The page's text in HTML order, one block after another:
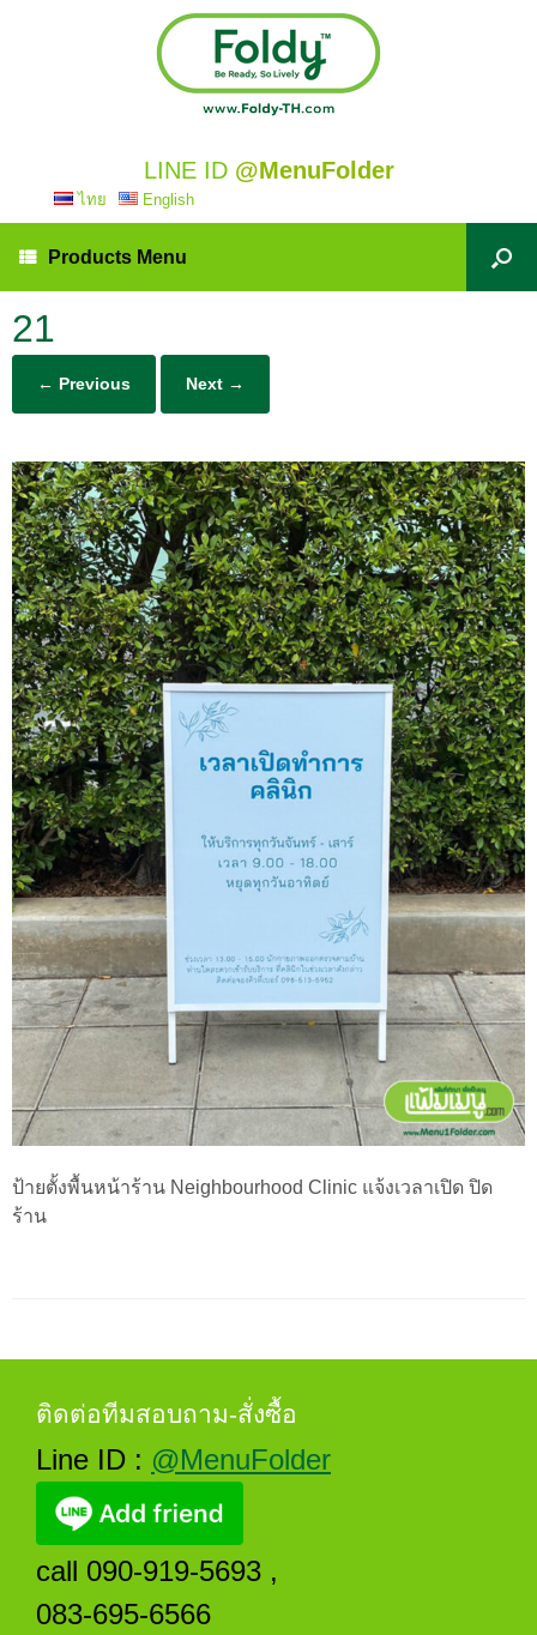
LINE ID @MenuFolder
ไทย English
Products Menu
21
← Previous Next →
ป้ายตั้งพื้นหน้าร้าน Neighbourhood Clinic แจ้งเวลาเปิด ปิด
ร้าน
ติดต่อทีมสอบถาม-สั่งซื้อ
Line ID : @MenuFolder
call 090-919-5693 ,
083-695-6566